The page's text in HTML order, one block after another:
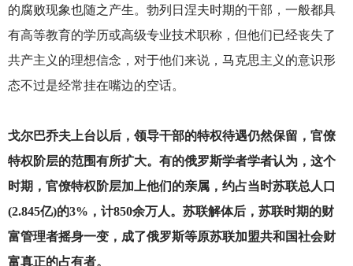
的腐败现象也随之产生。勃列日涅夫时期的干部，一般都具
有高等教育的学历或高级专业技术职称，但他们已经丧失了
共产主义的理想信念，对于他们来说，马克思主义的意识形
态不过是经常挂在嘴边的空话。
戈尔巴乔夫上台以后，领导干部的特权待遇仍然保留，官僚
特权阶层的范围有所扩大。有的俄罗斯学者学者认为，这个
时期，官僚特权阶层加上他们的亲属，约占当时苏联总人口
(2.845亿)的3%，计850余万人。苏联解体后，苏联时期的财
富管理者摇身一变，成了俄罗斯等原苏联加盟共和国社会财
富真正的占有者。